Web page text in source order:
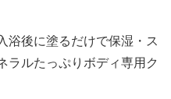
浴後に塗るだけで保湿・ス
ラルたっぷりボディ専用ク